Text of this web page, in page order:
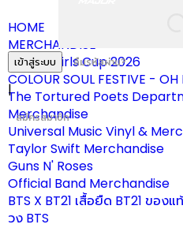
เข้าสู่ระบบ ลืมรหัสผ่าน?
|
สมัครสมาชิก
HOME
MERCHANDISE
ผ้าเชียร์ Girls Cup 2026
COLOUR SOUL FESTIVE - OH
The Tortured Poets
Merchandise
Universal Music Vinyl &
Taylor Swift Merchandise
Guns N' Roses
Official Band Merchandise
BTS X BT21 เสื้อยืด BT21 ของ
วง BTS